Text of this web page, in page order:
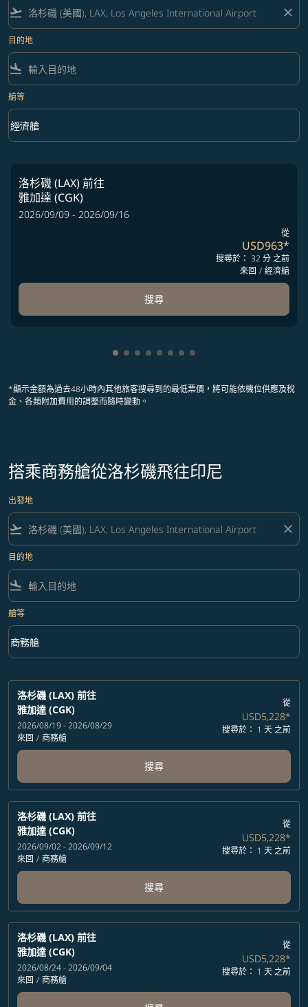
flight_takeoff close
目的地
flight_land
艙等
艙等 option 經濟艙 Selected
經濟艙
keyboard_arrow_down
洛杉磯 (LAX)前往
雅加達 (CGK)
2026/09/09 - 2026/09/16
從
USD963*
搜尋於： 32 分 之前
來回 / 經濟艙
搜尋
顯示 cmp-pagination-showing-card 1
顯示 cmp-pagination-showing-
顯示 cmp-pagination-showing-
顯示 cmp-pagination-
顯示 cmp-pagination-
顯示 cmp-pagination-
顯示 cmp-pagination-
顯示 cmp-pagination-
*顯示金額為過去48小時內其他旅客搜尋到的最低票價，將可能依機位供應及稅
金、各類附加費用的調整而隨時變動。
搭乘商務艙從洛杉磯飛往印尼
出發地
flight_takeoff close
目的地
flight_land
艙等
艙等 option 商務艙 Selected
商務艙
keyboard_arrow_down
洛杉磯 (LAX) 前往
雅加達 (CGK)
2026/08/19 - 2026/08/29
來回 / 商務艙
從
USD5,228*
搜尋於： 1 天 之前
搜尋
洛杉磯 (LAX) 前往
雅加達 (CGK)
2026/09/02 - 2026/09/12
來回 / 商務艙
從
USD5,228*
搜尋於： 1 天 之前
搜尋
洛杉磯 (LAX) 前往
雅加達 (CGK)
2026/08/24 - 2026/09/04
來回 / 商務艙
從
USD5,228*
搜尋於： 1 天 之前